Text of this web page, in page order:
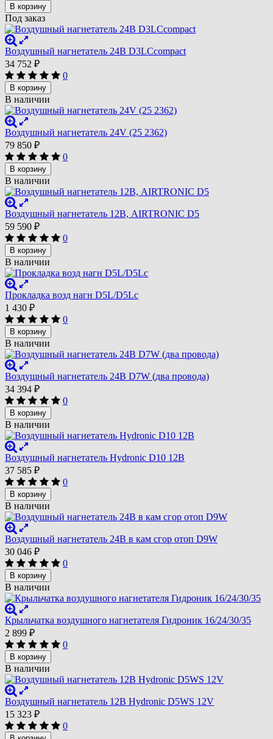
В корзину
Под заказ
Воздушный нагнетатель 24В D3LCcompact
34 752 ₽
0
В корзину
В наличии
Воздушный нагнетатель 24V (25 2362)
79 850 ₽
0
В корзину
В наличии
Воздушный нагнетатель 12В, AIRTRONIC D5
59 590 ₽
0
В корзину
В наличии
Прокладка возд нагн D5L/D5Lc
1 430 ₽
0
В корзину
В наличии
Воздушный нагнетатель 24В D7W (два провода)
34 394 ₽
0
В корзину
В наличии
Воздушный нагнетатель Hydronic D10 12В
37 585 ₽
0
В корзину
В наличии
Воздушный нагнетатель 24В в кам сгор отоп D9W
30 046 ₽
0
В корзину
В наличии
Крыльчатка воздушного нагнетателя Гидроник 16/24/30/35
2 899 ₽
0
В корзину
В наличии
Воздушный нагнетатель 12В Hydronic D5WS 12V
15 323 ₽
0